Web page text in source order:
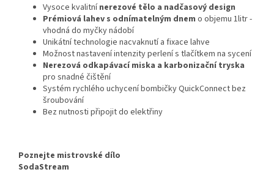
Vysoce kvalitnínerezové tělo a nadčasový design
Prémiová lahev s odnímatelným dnem o objemu 1litr -
vhodná do myčky nádobí
Unikátní technologie nacvaknutí a fixace lahve
Možnost nastavení intenzity perlení s tlačítkem na sycení
Nerezová odkapávací miska a karbonizační tryska
pro snadné čištění
Systém rychlého uchycení bombičky QuickConnect bez
šroubování
Bez nutnosti připojit do elektřiny
Poznejte mistrovské dílo
SodaStream